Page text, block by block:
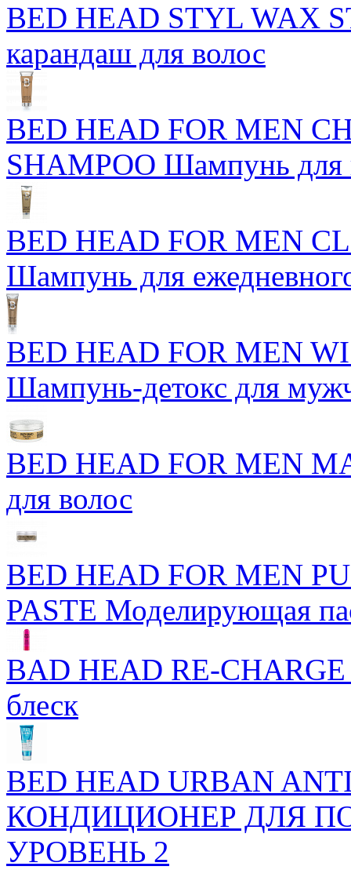
BED HEAD STYL WAX
карандаш для волос
BED HEAD FOR MEN
SHAMPOO Шампунь для
BED HEAD FOR MEN
Шампунь для
BED HEAD FOR MEN
Шампунь-детокс для
BED HEAD FOR MEN
для волос
BED HEAD FOR MEN
PASTE Моделирующая
BAD HEAD RE-
блеск
BED HEAD URBAN
КОНДИЦИОНЕР ДЛЯ
УРОВЕНЬ 2